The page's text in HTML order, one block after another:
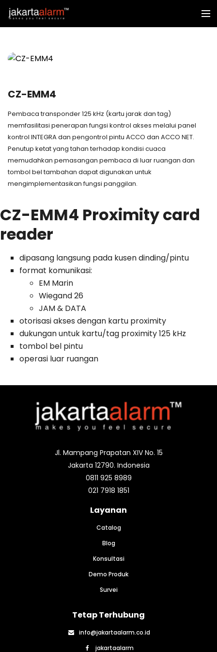
CZ-EMM4
Pembaca transponder 125 kHz (kartu jarak dan tag)
memfasilitasi penerapan fungsi kontrol akses melalui panel
kontrol INTEGRA dan pengontrol pintu ACCO dan ACCO NET.
Penutup ketat yang tahan terhadap kondisi cuaca
memudahkan pemasangan pembaca di luar ruangan dan
tombol bel tambahan dapat digunakan untuk
mengimplementasikan fungsi panggilan.
CZ-EMM4 Proximity card
reader
dipasang langsung pada kusen dinding/pintu
format komunikasi:
EM Marin
Wiegand 26
JAM & DATA
otorisasi akses dengan kartu proximity
dukungan untuk kartu/tag proximity 125 kHz
tombol bel pintu
operasi luar ruangan
Jl. Mampang Prapatan XIV No. 15
Jakarta 12790. Indonesia
0811 925 8989
021 7918 1851
Layanan
Catalog
Blog
Konsultasi
Demo Produk
Survei
Tetap Terhubung
info@jakartaalarm.co.id
jakartaalarm